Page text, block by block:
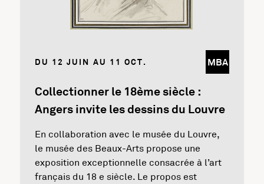
Collectionner le 18ème siècle :
Angers invite les dessins du Louvre
DU 12 JUIN AU 11 OCT. MBA
En collaboration avec le musée du Louvre,
le musée des Beaux-Arts propose une
exposition exceptionnelle consacrée à l’art
français du 18 e siècle. Le propos est